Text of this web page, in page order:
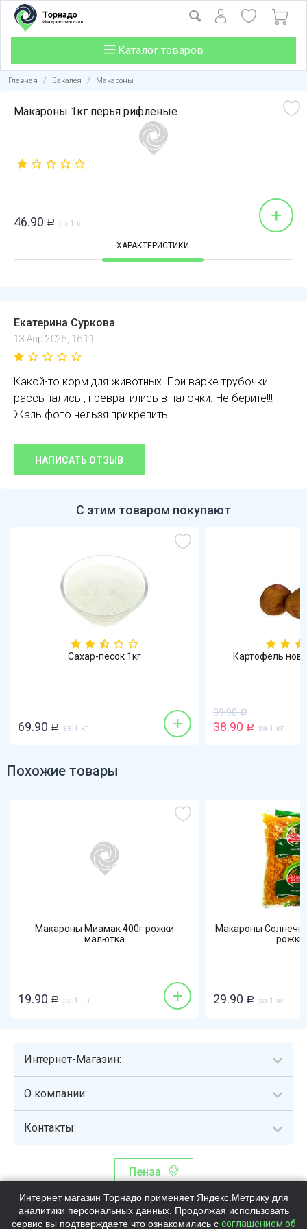
Каталог товаров
Главная / Бакалея / Макароны
Макароны 1кг перья рифленые
46.90 Р за 1 кг +
ХАРАКТЕРИСТИКИ
Екатерина Суркова
13 Апр 2025, 16:11
Какой-то корм для животных. При варке трубочки
рассыпались , превратились в палочки. Не берите!!!
Жаль фото нельзя прикрепить.
НАПИСАТЬ ОТЗЫВ
С этим товаром покупают
Сахар-песок 1кг
69.90 Р за 1 кг +
Картофель
39.90 Р
38.90 Р за 1 кг
Похожие товары
Макароны Миамак 400г рожки
малютка
19.90 Р за 1 шт +
Макароны
рожки
29.90 Р за 1 шт
Интернет-Магазин:
О компании:
Контакты:
Пенза
Торнадо - интернет-гипермаркет, осуществляющий сборку,
выдачу и доставку готовых наборов продуктов питания.
Общество с ограниченной ответственностью «Торнадо» (ОГРН
Интернет магазин Торнадо применяет Яндекс.Метрику для
аналитики персональных данных. Продолжая использовать
сервис вы подтверждаете что ознакомились с соглашением об